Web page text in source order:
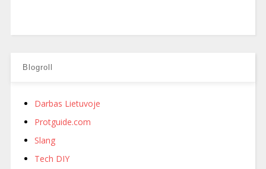
Blogroll
Darbas Lietuvoje
Protguide.com
Slang
Tech DIY